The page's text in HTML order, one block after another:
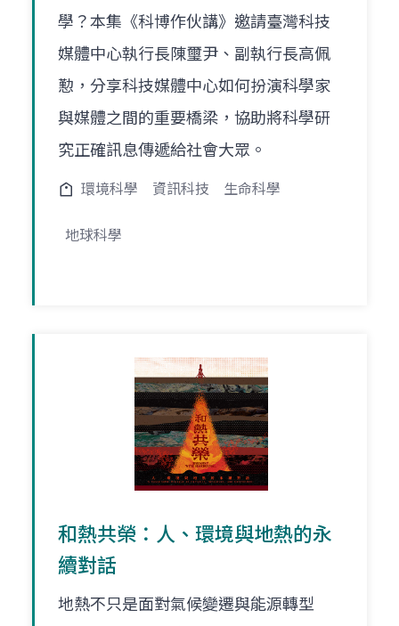
學？本集《科博作伙講》邀請臺灣科技
媒體中心執行長陳璽尹、副執行長高佩
懃，分享科技媒體中心如何扮演科學家
與媒體之間的重要橋梁，協助將科學研
究正確訊息傳遞給社會大眾。
環境科學 資訊科技 生命科學
地球科學
和熱共榮：人、環境與地熱的永
續對話
地熱不只是面對氣候變遷與能源轉型